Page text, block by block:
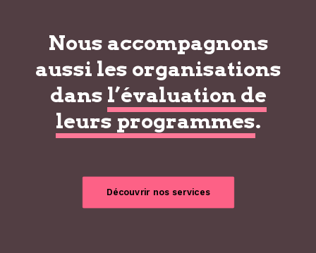
Nous accompagnons
aussi les organisations
dans l’évaluation de
leurs programmes.
Découvrir nos services